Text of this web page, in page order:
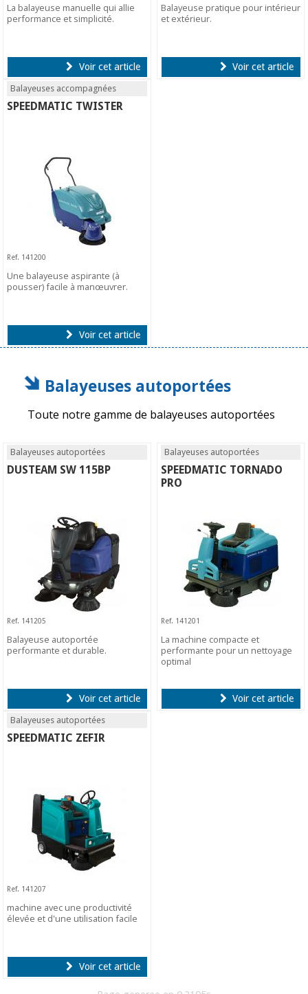
La balayeuse manuelle qui allie
performance et simplicité.
Voir cet article
Balayeuse pratique pour intérieur
et extérieur.
Voir cet article
Balayeuses accompagnées
SPEEDMATIC TWISTER
Ref. 141200
Une balayeuse aspirante (à
pousser) facile à manœuvrer.
Voir cet article
Balayeuses autoportées
Toute notre gamme de balayeuses autoportées
Balayeuses autoportées
DUSTEAM SW 115BP
Ref. 141205
Balayeuse autoportée
performante et durable.
Voir cet article
Balayeuses autoportées
SPEEDMATIC TORNADO
PRO
Ref. 141201
La machine compacte et
performante pour un nettoyage
optimal
Voir cet article
Balayeuses autoportées
SPEEDMATIC ZEFIR
Ref. 141207
machine avec une productivité
élevée et d'une utilisation facile
Voir cet article